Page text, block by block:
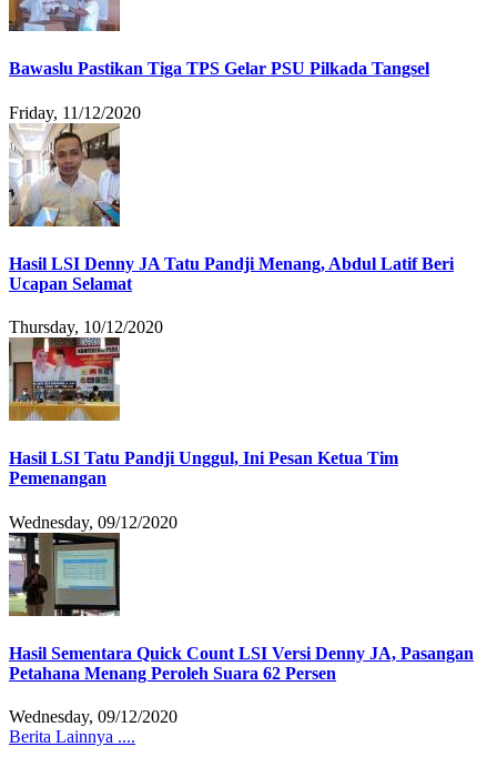
Bawaslu Pastikan Tiga TPS Gelar PSU Pilkada Tangsel
Friday, 11/12/2020
Hasil LSI Denny JA Tatu Pandji Menang, Abdul Latif Beri
Ucapan Selamat
Thursday, 10/12/2020
Hasil LSI Tatu Pandji Unggul, Ini Pesan Ketua Tim
Pemenangan
Wednesday, 09/12/2020
Hasil Sementara Quick Count LSI Versi Denny JA, Pasangan
Petahana Menang Peroleh Suara 62 Persen
Wednesday, 09/12/2020
Berita Lainnya ....